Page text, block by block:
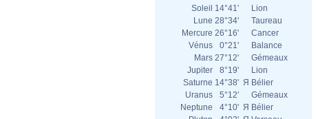
Soleil 14°41'
Lion
Lune 28°34'
Taureau
Mercure 26°16'
Cancer
Vénus
0°21'
Balance
Mars 27°12'
Gémeaux
Jupiter
8°19'
Lion
Saturne 14°38' Я Bélier
Uranus
5°12'
Gémeaux
Neptune
4°10' Я Bélier